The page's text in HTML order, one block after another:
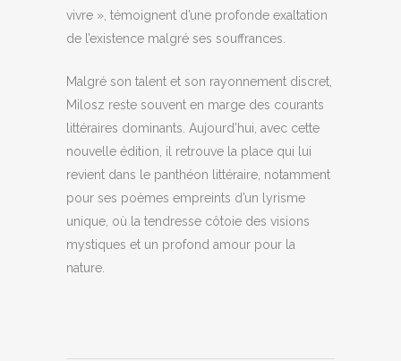
vivre », témoignent d’une profonde exaltation
de l’existence malgré ses souffrances.
Malgré son talent et son rayonnement discret,
Milosz reste souvent en marge des courants
littéraires dominants. Aujourd’hui, avec cette
nouvelle édition, il retrouve la place qui lui
revient dans le panthéon littéraire, notamment
pour ses poèmes empreints d’un lyrisme
unique, où la tendresse côtoie des visions
mystiques et un profond amour pour la
nature.